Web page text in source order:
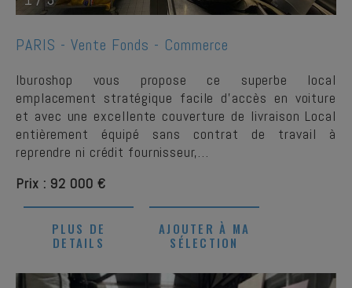
PARIS - Vente Fonds - Commerce
Iburoshop vous propose ce superbe local
emplacement stratégique facile d’accès en voiture
et avec une excellente couverture de livraison Local
entièrement équipé sans contrat de travail à
reprendre ni crédit fournisseur,…
Prix : 92 000 €
PLUS DE
DETAILS
AJOUTER À MA
SÉLECTION